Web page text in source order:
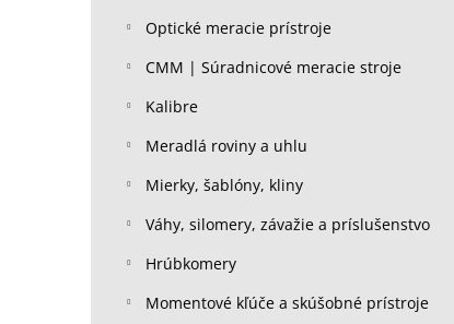
Optické meracie prístroje
CMM | Súradnicové meracie stroje
Kalibre
Meradlá roviny a uhlu
Mierky, šablóny, kliny
Váhy, silomery, závažie a príslušenstvo
Hrúbkomery
Momentové kľúče a skúšobné prístroje